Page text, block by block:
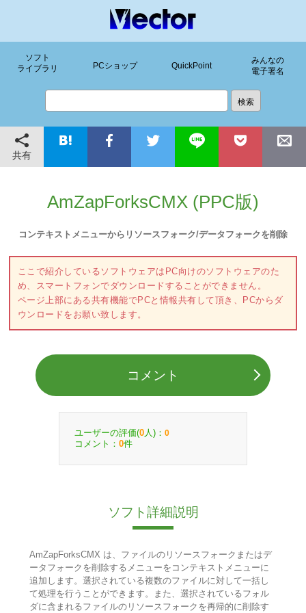
ソフト
ライブラリ
PCショップ QuickPoint
みんなの
電子署名
共有
AmZapForksCMX (PPC版)
コンテキストメニューからリソースフォーク/データフォークを削除
ここで紹介しているソフトウェアはPC向けのソフトウェアのた
め、スマートフォンでダウンロードすることができません。
ページ上部にある共有機能でPCと情報共有して頂き、PCからダ
ウンロードをお願い致します。
コメント
ユーザーの評価(0 人)： 0
コメント： 0件
ソフト詳細説明
AmZapForksCMX は、ファイルのリソースフォークまたはデ
ータフォークを削除するメニューをコンテキストメニューに
追加します。選択されている複数のファイルに対して一括し
て処理を行うことができます。また、選択されているフォル
ダに含まれるファイルのリソースフォークを再帰的に削除す